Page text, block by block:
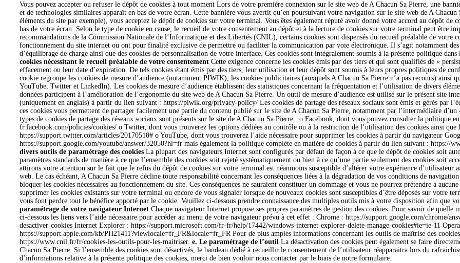
Vous pouvez accepter ou refuser le dépôt de cookies à tout moment Lors de votre première connexion sur le site web de A Chacun Sa Pierre, une
et de technologies similaires apparaît en bas de votre écran. Cette bannière vous avertit qu’en poursuivant votre navigation sur le site web de A
éléments du site par exemple), vous acceptez le dépôt de cookies sur votre terminal. Vous êtes également réputé avoir donné votre accord au dépôt
bas de votre écran. Selon le type de cookie en cause, le recueil de votre consentement au dépôt et à la lecture de cookies sur votre terminal peut être
recommandations de la Commission Nationale de l’Informatique et des Libertés (CNIL), certains cookies sont dispensés du recueil préalable de votre
fonctionnement du site internet ou ont pour finalité exclusive de permettre ou faciliter la communication par voie électronique. Il s’agit notamment
d’équilibrage de charge ainsi que des cookies de personnalisation de votre interface. Ces cookies sont intégralement soumis à la présente politique
cookies nécessitant le recueil préalable de votre consentement Cette exigence concerne les cookies émis par des tiers et qui sont qualifiés de «
effacement ou leur date d’expiration. De tels cookies étant émis par des tiers, leur utilisation et leur dépôt sont soumis à leurs propres politiques de
cookie regroupe les cookies de mesure d’audience (notamment PIWIK), les cookies publicitaires (auxquels A Chacun Sa Pierre n’a pas recours) ainsi
YouTube, Twitter et LinkedIn). Les cookies de mesure d’audience établissent des statistiques concernant la fréquentation et l’utilisation de divers
données participent à l’amélioration de l’ergonomie du site web de A Chacun Sa Pierre. Un outil de mesure d’audience est utilisé sur le présent site
(uniquement en anglais) à partir du lien suivant : https://piwik.org/privacy-policy/ Les cookies de partage des réseaux sociaux sont émis et gérés par
ces cookies vous permettent de partager facilement une partie du contenu publié sur le site de A Chacun Sa Pierre, notamment par l’intermédiaire
types de cookies de partage des réseaux sociaux sont présents sur le site de A Chacun Sa Pierre : o Facebook, dont vous pouvez consulter la
fr.facebook.com/policies/cookies/ o Twitter, dont vous trouverez les options dédiées au contrôle ou à la restriction de l’utilisation des cookies ainsi
https://support.twitter.com/articles/20170518# o YouTube, dont vous trouverez l’aide nécessaire pour supprimer les cookies à partir du navigateur
https://support.google.com/youtube/answer/32050?hl=fr mais également la politique complète en matière de cookies à partir du lien suivant : https://
divers outils de paramétrage des cookies La plupart des navigateurs Internet sont configurés par défaut de façon à ce que le dépôt de cookies soit
paramètres standards de manière à ce que l’ensemble des cookies soit rejeté systématiquement ou bien à ce qu’une partie seulement des cookies soit
attirons votre attention sur le fait que le refus du dépôt de cookies sur votre terminal est néanmoins susceptible d’altérer votre expérience d’utilisateur
web. Le cas échéant, A Chacun Sa Pierre décline toute responsabilité concernant les conséquences liées à la dégradation de vos conditions de
bloquer les cookies nécessaires au fonctionnement du site. Ces conséquences ne sauraient constituer un dommage et vous ne pourrez prétendre à
supprimer les cookies existants sur votre terminal ou encore de vous signaler lorsque de nouveaux cookies sont susceptibles d’être déposés sur votre
vous font perdre tout le bénéfice apporté par le cookie. Veuillez ci-dessous prendre connaissance des multiples outils mis à votre disposition afin que
paramétrage de votre navigateur Internet Chaque navigateur Internet propose ses propres paramètres de gestion des cookies. Pour savoir de
ci-dessous les liens vers l’aide nécessaire pour accéder au menu de votre navigateur prévu à cet effet : Chrome : https://support.google.com/
desactiver-cookies Internet Explorer : https://support.microsoft.com/fr-fr/help/17442/windows-internet-explorer-delete-manage-cookies#ie=ie-11
https://support.apple.com/kb/PH21411?viewlocale=fr_FR&locale=fr_FR Pour de plus amples informations concernant les outils de maîtrise des
https://www.cnil.fr/fr/cookies-les-outils-pour-les-maitriser. e. Le paramétrage de l’outil La désactivation des cookies peut également se faire
Chacun Sa Pierre. Si l’ensemble des cookies sont désactivés, le bandeau dédié à recueillir le consentement de l’utilisateur réapparaitra lors du
d’informations relative à la présente politique des cookies, merci de bien vouloir nous contacter par le biais de notre formulaire.